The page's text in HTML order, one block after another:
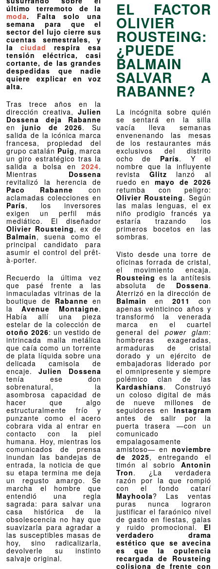
último terremoto de la
moda. Falta solo una
semana para que el
sector del lujo cierre sus
cuentas semestrales, y
laciudad
respira esa
tensión eléctrica, casi
cortante, de las grandes
despedidas que nadie
quiere explicar en voz
alta.
Tras trece años en la
dirección creativa,Julien
Dossena deja Rabanne
en junio de 2026. Su
salida de la icónica marca
francesa, propiedad del
grupo catalán Puig, marca
un giro estratégico tras la
salida a bolsa en2024.
Mientras Dossena
revitalizó la herencia de
Paco Rabanne con
aclamadas colecciones en
París, los inversores
exigen un perfil más
mediático. El diseñador
Olivier Rousteing, ex de
Balmain, suena como el
principal candidato para
asumir el control del prêt-
à-porter.
Recuerdo la última vez
que pasé frente a las
inmaculadas vitrinas de la
boutique de Rabanne en
laAvenue Montaigne.
Había allí una pieza
estelar de la colección de
otoño 2026: un vestido de
intrincada malla metálica
que caía como un torrente
de plata líquida sobre una
delicada camisola de
encaje.Julien Dossena
tenía ese don
sobrenatural, la
asombrosa capacidad de
hacer que algo
estructuralmente frío y
punzante como el acero
cobrara vida al entrar en
contacto con la piel
humana. Hoy, mientras los
comunicados de prensa
inundan las bandejas de
entrada, la noticia de que
su etapa termina me deja
un regusto amargo. Se
marcha el hombre que
entendió una regla
sagrada: para salvar una
casa histórica de la
obsolescencia no hay que
suavizarla para agradar a
las susceptibles masas de
hoy, sino radicalizarla,
devolverle su instinto
salvaje original.
EL FACTOR
OLIVIER
ROUSTEING:
¿PUEDE
BALMAIN
SALVAR A
RABANNE?
La incógnita sobre quién
se sentará en la silla
vacía lleva semanas
envenenando las mesas
de los restaurantes más
exclusivos del distrito
ocho de París. Y el
nombre que la influyente
revista Glitz lanzó al
ruedo en mayo de 2026
retumba con peligro:
Olivier Rousteing. Según
las malas lenguas, el ex
niño prodigio francés ya
estaría trazando los
primeros bocetos en las
sombras.
Visto desde una torre de
oficinas forrada de cristal,
el movimiento encaja.
Rousteing es la antítesis
absoluta de Dossena.
Aterrizó en la dirección de
Balmain en 2011
con
apenas veinticinco años y
transformó la venerada
marca en el cuartel
general del power glam:
hombreras exageradas,
armaduras de cristal
dorado y un ejército de
embajadoras liderado por
el omnipresente y siempre
polémico clan de las
Kardashians. Construyó
un coloso digital de más
de nueve millones de
seguidores en Instagram
antes de salir por la
puerta trasera —con un
comunicado
empalagosamente
amistoso— en noviembre
de 2025, entregando el
timón al sobrioAntonin
Tron. ¿La verdadera
razón por la que rompió
con el fondo catarí
Mayhoola? Las ventas
puras nunca lograron
justificar el faraónico nivel
de gasto en fiestas, galas
y ruido promocional. El
verdadero drama
estético que se avecina
es que la opulencia
recargada de Rousteing
colisiona de frente con